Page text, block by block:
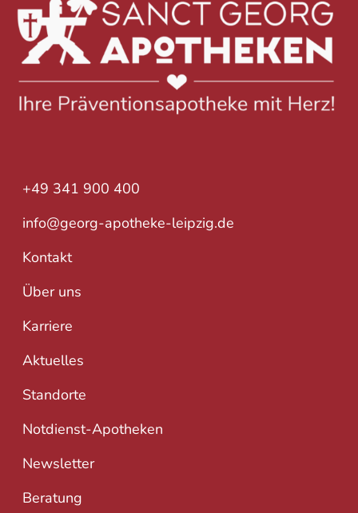
+49 341 900 400
info@georg-apotheke-leipzig.de
Kontakt
Über uns
Karriere
Aktuelles
Standorte
Notdienst-Apotheken
Newsletter
Beratung